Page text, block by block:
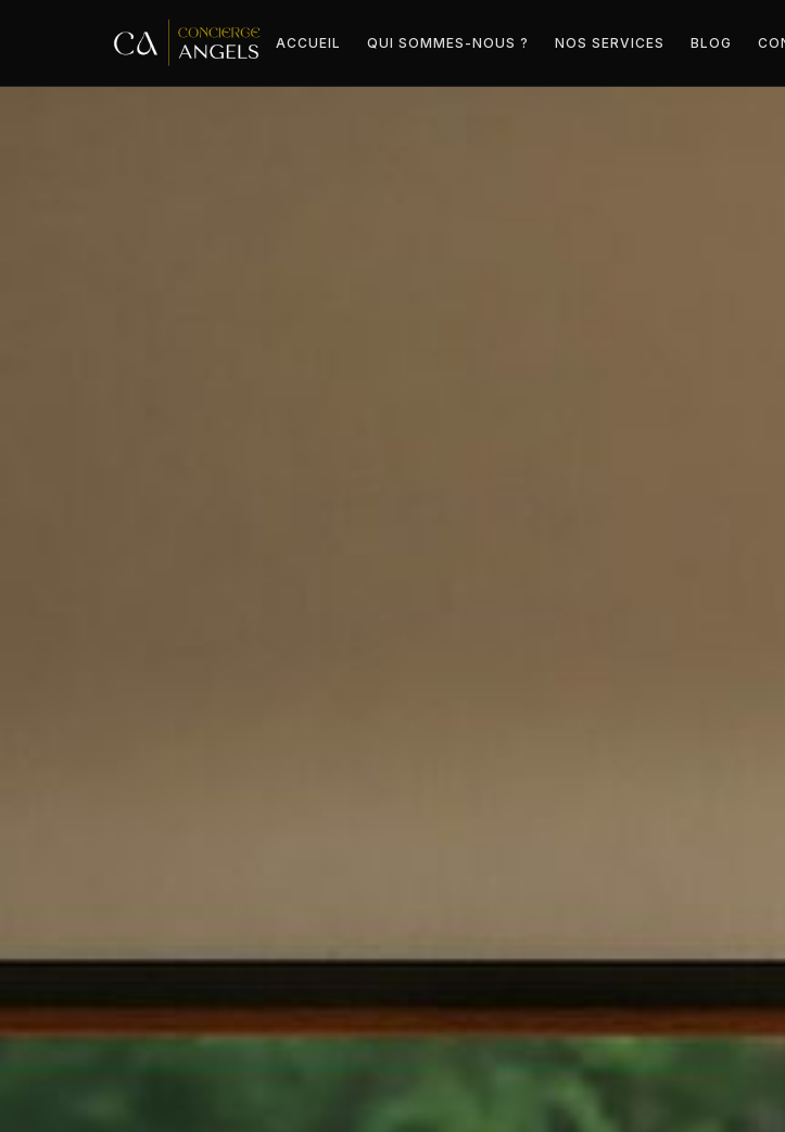
ACCUEIL QUI SOMMES-NOUS ? NOS SERVICES BLOG